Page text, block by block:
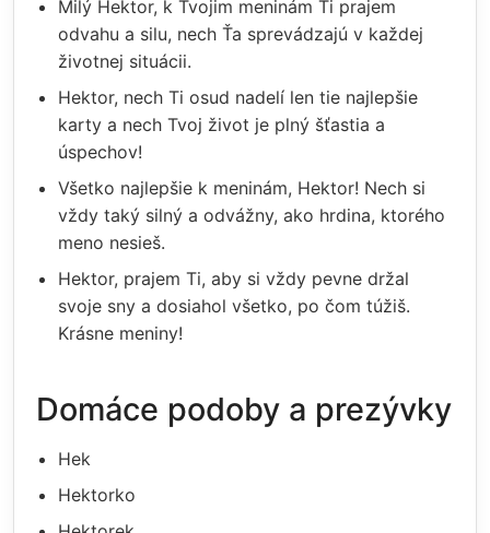
Milý Hektor, k Tvojim meninám Ti prajem
odvahu a silu, nech Ťa sprevádzajú v každej
životnej situácii.
Hektor, nech Ti osud nadelí len tie najlepšie
karty a nech Tvoj život je plný šťastia a
úspechov!
Všetko najlepšie k meninám, Hektor! Nech si
vždy taký silný a odvážny, ako hrdina, ktorého
meno nesieš.
Hektor, prajem Ti, aby si vždy pevne držal
svoje sny a dosiahol všetko, po čom túžiš.
Krásne meniny!
Domáce podoby a prezývky
Hek
Hektorko